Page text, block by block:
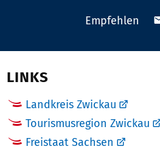
Empfehlen
LINKS
Landkreis Zwickau
Tourismusregion Zwickau
Freistaat Sachsen